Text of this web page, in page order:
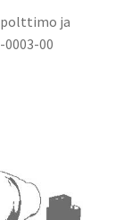
polttimo ja
0003-00